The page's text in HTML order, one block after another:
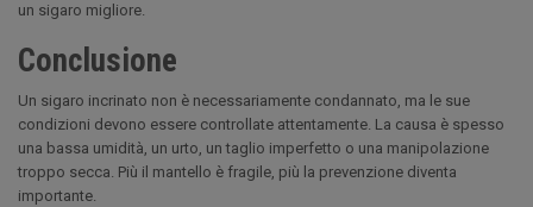
un sigaro migliore.
Conclusione
Un sigaro incrinato non è necessariamente condannato, ma le sue
condizioni devono essere controllate attentamente. La causa è spesso
una bassa umidità, un urto, un taglio imperfetto o una manipolazione
troppo secca. Più il mantello è fragile, più la prevenzione diventa
importante.